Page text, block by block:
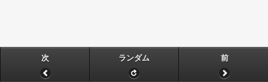
次 ランダム 前